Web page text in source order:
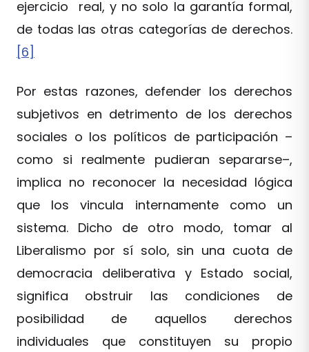
ejercicio real, y no solo la garantía formal,
de todas las otras categorías de derechos.
[6]
Por estas razones, defender los derechos
subjetivos en detrimento de los derechos
sociales o los políticos de participación –
como si realmente pudieran separarse–,
implica no reconocer la necesidad lógica
que los vincula internamente como un
sistema. Dicho de otro modo, tomar al
Liberalismo por sí solo, sin una cuota de
democracia deliberativa y Estado social,
significa obstruir las condiciones de
posibilidad de aquellos derechos
individuales que constituyen su propio